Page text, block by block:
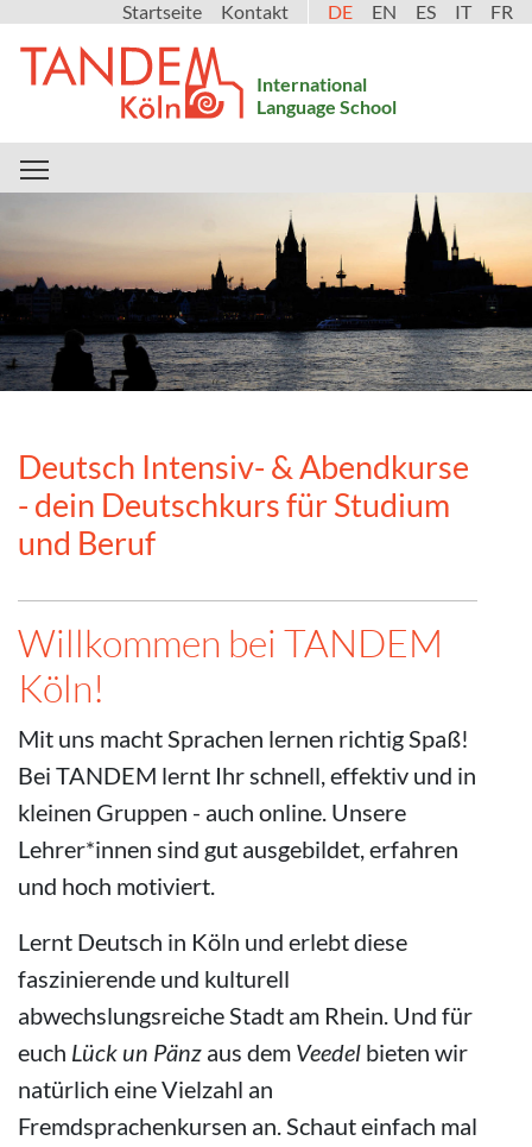
Startseite Kontakt DE EN ES IT FR
International
Language School
Deutsch Intensiv- & Abendkurse
- dein Deutschkurs für Studium
und Beruf
Willkommen bei TANDEM
Köln!
Mit uns macht Sprachen lernen richtig Spaß!
Bei TANDEM lernt Ihr schnell, effektiv und in
kleinen Gruppen - auch online. Unsere
Lehrer*innen sind gut ausgebildet, erfahren
und hoch motiviert.
Lernt Deutsch in Köln und erlebt diese
faszinierende und kulturell
abwechslungsreiche Stadt am Rhein. Und für
euch Lück un Pänz aus dem Veedel bieten wir
natürlich eine Vielzahl an
Fremdsprachenkursen an. Schaut einfach mal